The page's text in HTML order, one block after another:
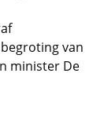
van
minister De